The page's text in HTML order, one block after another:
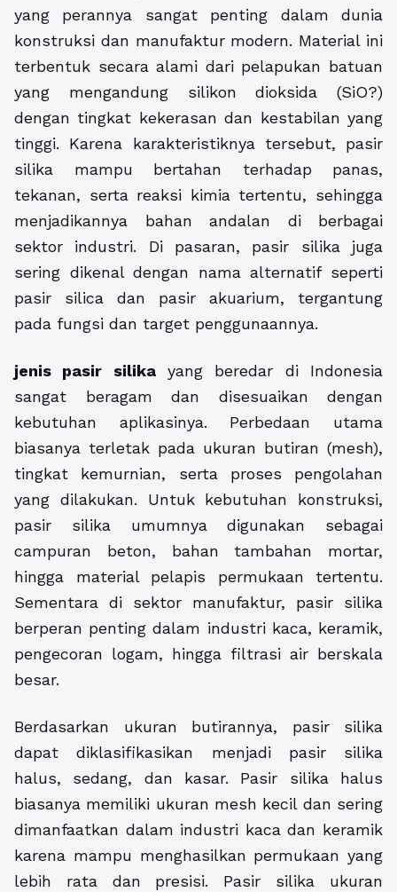
yang perannya sangat penting dalam dunia
konstruksi dan manufaktur modern. Material ini
terbentuk secara alami dari pelapukan batuan
yang mengandung silikon dioksida (SiO?)
dengan tingkat kekerasan dan kestabilan yang
tinggi. Karena karakteristiknya tersebut, pasir
silika mampu bertahan terhadap panas,
tekanan, serta reaksi kimia tertentu, sehingga
menjadikannya bahan andalan di berbagai
sektor industri. Di pasaran, pasir silika juga
sering dikenal dengan nama alternatif seperti
pasir silica dan pasir akuarium, tergantung
pada fungsi dan target penggunaannya.
jenis pasir silikayang beredar di Indonesia
sangat beragam dan disesuaikan dengan
kebutuhan aplikasinya. Perbedaan utama
biasanya terletak pada ukuran butiran (mesh),
tingkat kemurnian, serta proses pengolahan
yang dilakukan. Untuk kebutuhan konstruksi,
pasir silika umumnya digunakan sebagai
campuran beton, bahan tambahan mortar,
hingga material pelapis permukaan tertentu.
Sementara di sektor manufaktur, pasir silika
berperan penting dalam industri kaca, keramik,
pengecoran logam, hingga filtrasi air berskala
besar.
Berdasarkan ukuran butirannya, pasir silika
dapat diklasifikasikan menjadi pasir silika
halus, sedang, dan kasar. Pasir silika halus
biasanya memiliki ukuran mesh kecil dan sering
dimanfaatkan dalam industri kaca dan keramik
karena mampu menghasilkan permukaan yang
lebih rata dan presisi. Pasir silika ukuran